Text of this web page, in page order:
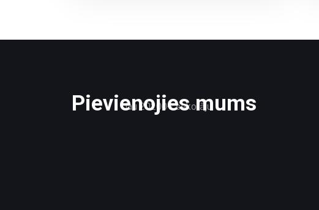
Pievienojies mums
Jau 20200+ sekotāju